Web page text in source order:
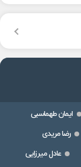
ایمان طهماسبی
رضا مریدی
عادل میرزایی